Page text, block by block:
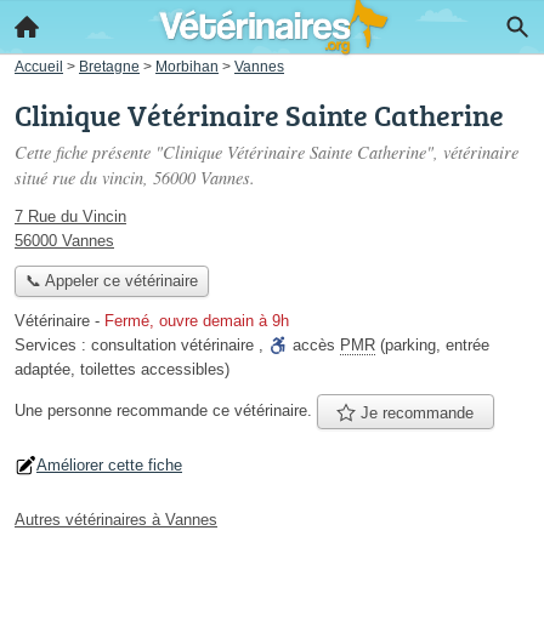
Accueil > Bretagne > Morbihan > Vannes
Clinique Vétérinaire Sainte Catherine
Cette fiche présente "Clinique Vétérinaire Sainte Catherine", vétérinaire
situé rue du vincin, 56000 Vannes.
7 Rue du Vincin
56000 Vannes
📞 Appeler ce vétérinaire
Vétérinaire - Fermé, ouvre demain à 9h
Services : consultation vétérinaire , accès PMR (parking, entrée
adaptée, toilettes accessibles)
Une personne recommande ce vétérinaire. Je recommande
Améliorer cette fiche
Autres vétérinaires à Vannes